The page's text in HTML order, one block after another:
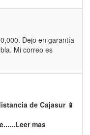
Dejo en garantía
Mi correo es
de Cajasur 📱
mas